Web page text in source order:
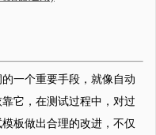
一个重要手段，就像自动
它，在测试过程中，对过
板做出合理的改进，不仅